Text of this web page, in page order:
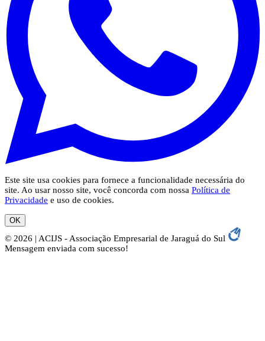
Este site usa cookies para fornece a funcionalidade necessária do
site. Ao usar nosso site, você concorda com nossa Política de
Privacidade e uso de cookies.
OK
© 2026 | ACIJS - Associação Empresarial de Jaraguá do Sul
Mensagem enviada com sucesso!